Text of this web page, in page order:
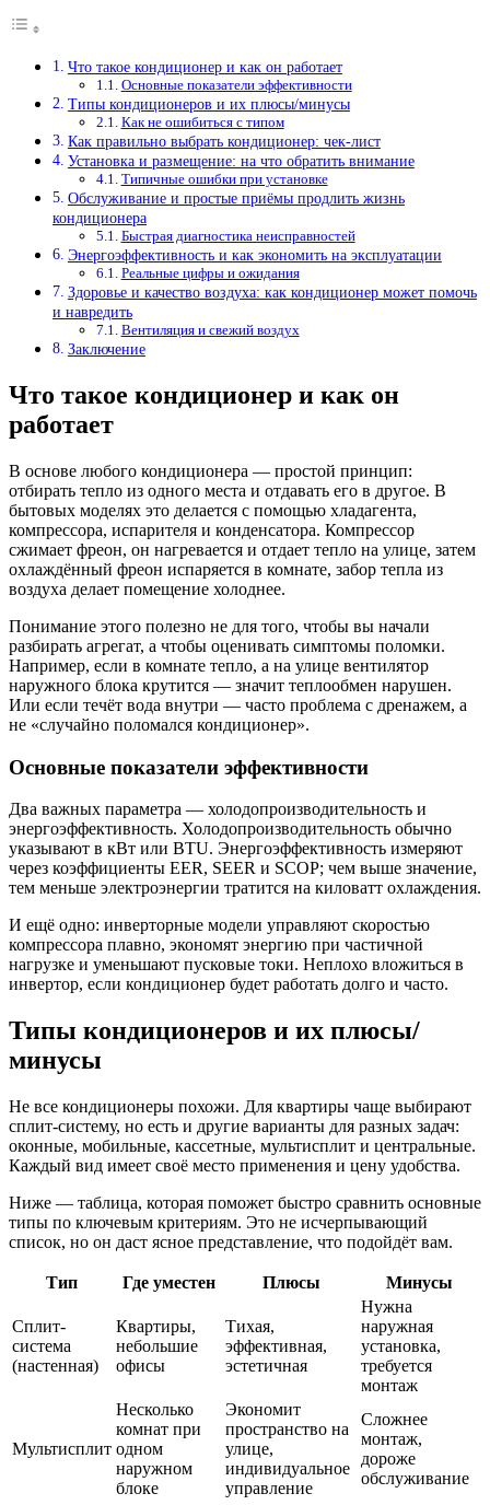
Что такое кондиционер и как он работает
Основные показатели эффективности
Типы кондиционеров и их плюсы/минусы
Как не ошибиться с типом
Как правильно выбрать кондиционер: чек-лист
Установка и размещение: на что обратить внимание
Типичные ошибки при установке
Обслуживание и простые приёмы продлить жизнь
кондиционера
Быстрая диагностика неисправностей
Энергоэффективность и как экономить на эксплуатации
Реальные цифры и ожидания
Здоровье и качество воздуха: как кондиционер может помочь
и навредить
Вентиляция и свежий воздух
Заключение
Что такое кондиционер и как он
работает
В основе любого кондиционера — простой принцип:
отбирать тепло из одного места и отдавать его в другое. В
бытовых моделях это делается с помощью хладагента,
компрессора, испарителя и конденсатора. Компрессор
сжимает фреон, он нагревается и отдает тепло на улице, затем
охлаждённый фреон испаряется в комнате, забор тепла из
воздуха делает помещение холоднее.
Понимание этого полезно не для того, чтобы вы начали
разбирать агрегат, а чтобы оценивать симптомы поломки.
Например, если в комнате тепло, а на улице вентилятор
наружного блока крутится — значит теплообмен нарушен.
Или если течёт вода внутри — часто проблема с дренажем, а
не «случайно поломался кондиционер».
Основные показатели эффективности
Два важных параметра — холодопроизводительность и
энергоэффективность. Холодопроизводительность обычно
указывают в кВт или BTU. Энергоэффективность измеряют
через коэффициенты EER, SEER и SCOP; чем выше значение,
тем меньше электроэнергии тратится на киловатт охлаждения.
И ещё одно: инверторные модели управляют скоростью
компрессора плавно, экономят энергию при частичной
нагрузке и уменьшают пусковые токи. Неплохо вложиться в
инвертор, если кондиционер будет работать долго и часто.
Типы кондиционеров и их плюсы/
минусы
Не все кондиционеры похожи. Для квартиры чаще выбирают
сплит-систему, но есть и другие варианты для разных задач:
оконные, мобильные, кассетные, мультисплит и центральные.
Каждый вид имеет своё место применения и цену удобства.
Ниже — таблица, которая поможет быстро сравнить основные
типы по ключевым критериям. Это не исчерпывающий
список, но он даст ясное представление, что подойдёт вам.
Тип Где уместен Плюсы Минусы
Сплит-
система
(настенная)
Квартиры,
небольшие
офисы
Тихая,
эффективная,
эстетичная
Нужна
наружная
установка,
требуется
монтаж
Мультисплит
Несколько
комнат при
одном
наружном
блоке
Экономит
пространство на
улице,
индивидуальное
управление
Сложнее
монтаж,
дороже
обслуживание